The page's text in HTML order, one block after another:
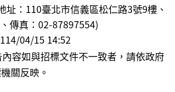
址：110臺北市信義區松仁路3號9樓、
傳真：02-87897554)
114/04/15 14:52
容如與招標文件不一致者，請依政府
關反映。